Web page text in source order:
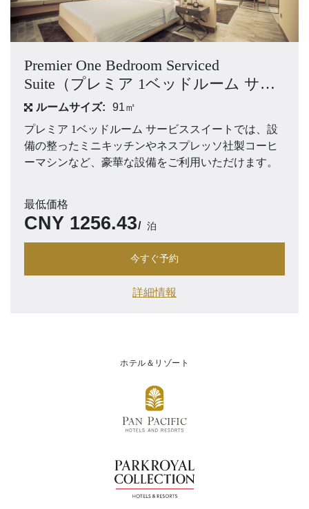
Premier One Bedroom Serviced
Suite（プレミア 1ベッドルーム サー
ビススイート）
ルームサイズ:
91㎡
プレミア 1ベッドルーム サービススイートでは、設
備の整ったミニキッチンやネスプレッソ社製コーヒ
ーマシンなど、豪華な設備をご利用いただけます。
最低価格
CNY 1256.43 泊
今すぐ予約
詳細情報
ホテル＆リゾート